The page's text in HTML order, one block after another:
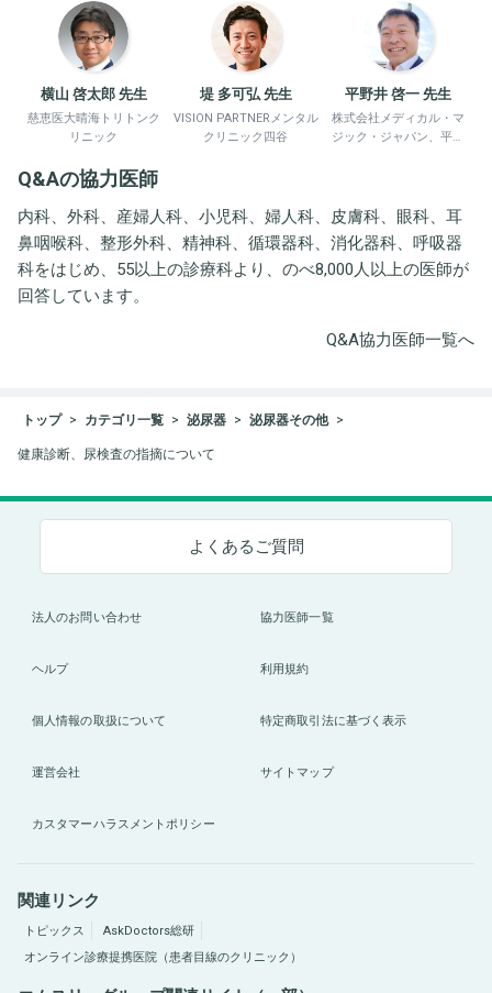
横山 啓太郎 先生
慈恵医大晴海トリトンク
リニック
堤 多可弘 先生
VISION PARTNERメンタル
クリニック四谷
平野井 啓一 先生
株式会社メディカル・マ
ジック・ジャパン、平野
Q&Aの協力医師
内科、外科、産婦人科、小児科、婦人科、皮膚科、眼科、耳
鼻咽喉科、整形外科、精神科、循環器科、消化器科、呼吸器
科をはじめ、55以上の診療科より、のべ8,000人以上の医師が
回答しています。
Q&A協力医師一覧へ
トップ カテゴリ一覧 泌尿器 泌尿器その他
健康診断、尿検査の指摘について
よくあるご質問
法人のお問い合わせ 協力医師一覧
ヘルプ 利用規約
個人情報の取扱について 特定商取引法に基づく表示
運営会社 サイトマップ
カスタマーハラスメントポリシー
関連リンク
トピックス
AskDoctors総研
オンライン診療提携医院（患者目線のクリニック）